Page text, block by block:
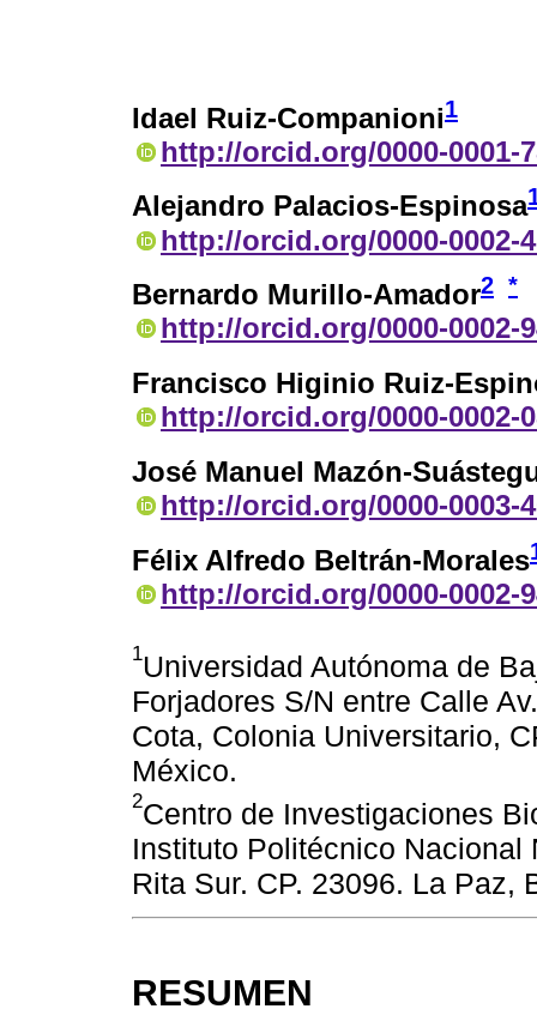
Idael Ruiz-Companioni1
http://orcid.org/0000-0001-
Alejandro Palacios-Espinosa
http://orcid.org/0000-0002-
Bernardo Murillo-Amador2 *
http://orcid.org/0000-0002-
Francisco Higinio Ruiz-
http://orcid.org/0000-0002-
José Manuel Mazón-
http://orcid.org/0000-0003-
Félix Alfredo Beltrán-Morales
http://orcid.org/0000-0002-
1Universidad Autónoma de
Forjadores S/N entre Calle
Cota, Colonia Universitario,
México.
2Centro de Investigaciones
Instituto Politécnico
Rita Sur. CP. 23096. La Paz,
RESUMEN